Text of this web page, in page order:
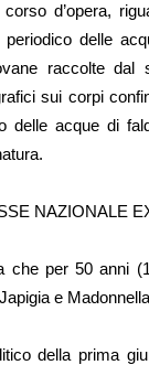
d’opera,
periodico delle
raccolte
sui corpi
delle acque di
NAZIONALE
che per 50 anni
e
della prima